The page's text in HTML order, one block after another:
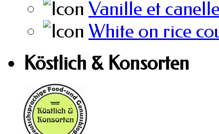
Vanille et
White on rice
Köstlich & Konsorten